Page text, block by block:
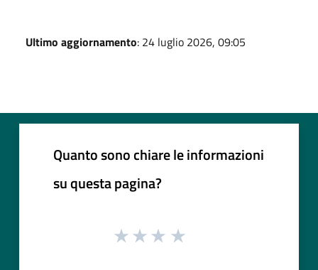
Ultimo aggiornamento: 24 luglio 2026, 09:05
Quanto sono chiare le informazioni
su questa pagina?